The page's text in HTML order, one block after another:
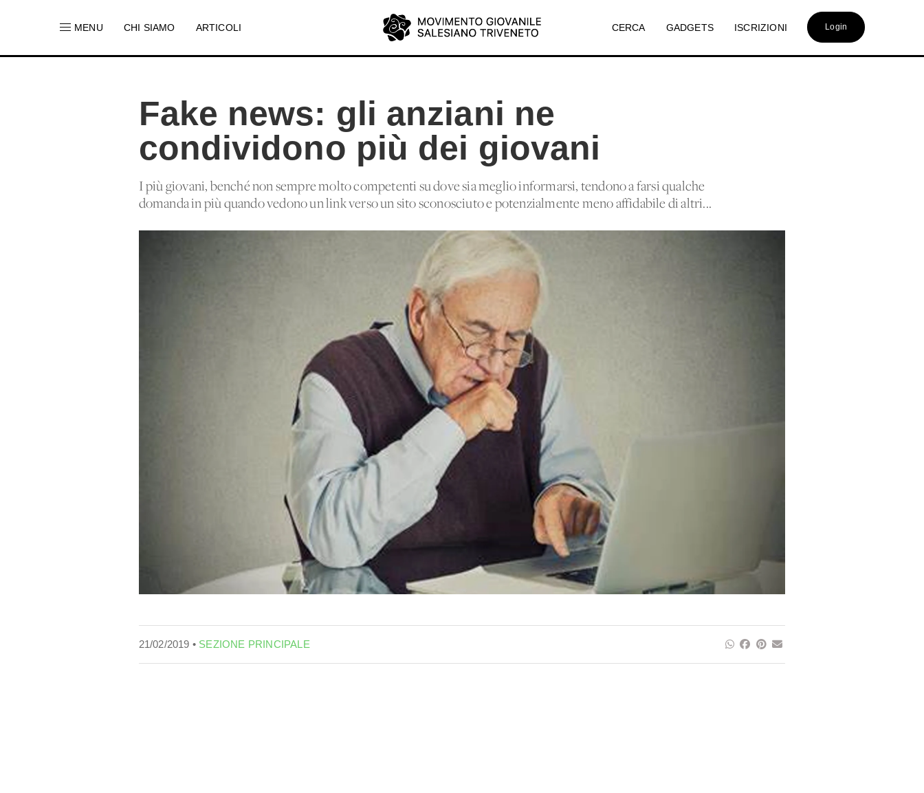
MENU CHI SIAMO ARTICOLI CERCA GADGETS ISCRIZIONI Login
Fake news: gli anziani ne
condividono più dei giovani
I più giovani, benché non sempre molto competenti su dove sia meglio informarsi, tendono a farsi qualche
domanda in più quando vedono un link verso un sito sconosciuto e potenzialmente meno affidabile di altri...
21/02/2019 • SEZIONE PRINCIPALE